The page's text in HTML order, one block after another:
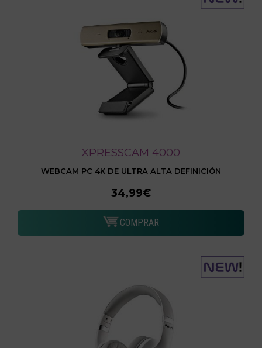
XPRESSCAM 4000
WEBCAM PC 4K DE ULTRA ALTA DEFINICIÓN
34,99€
COMPRAR